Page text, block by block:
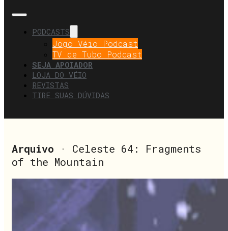
PODCASTS
Jogo Véio Podcast
TV de Tubo Podcast
SEJA APOIADOR
LOJA DO VÉIO
REVISTAS
TIRE SUAS DÚVIDAS
Arquivo · Celeste 64: Fragments
of the Mountain